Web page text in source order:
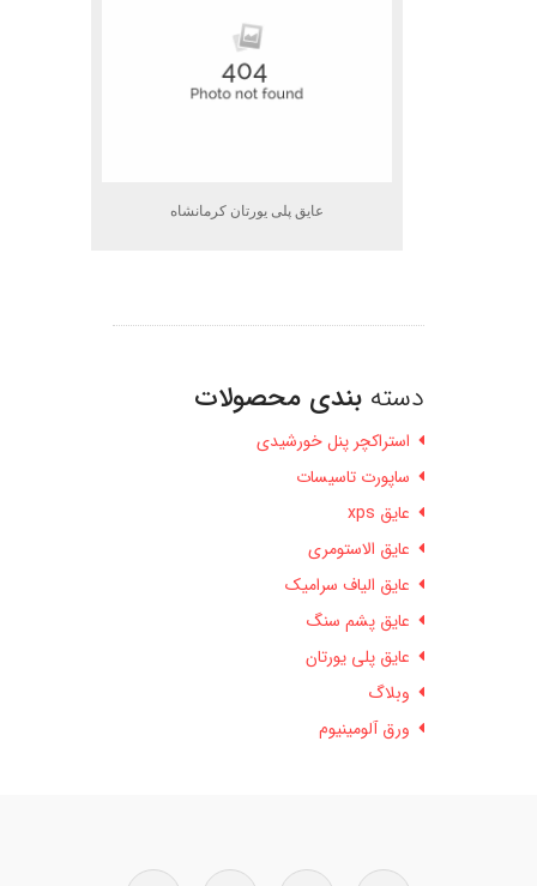
عایق پلی یورتان کرمانشاه
دسته بندی محصولات
استراکچر پنل خورشیدی
ساپورت تاسیسات
عایق xps
عایق الاستومری
عایق الیاف سرامیک
عایق پشم سنگ
عایق پلی یورتان
وبلاگ
ورق آلومینیوم